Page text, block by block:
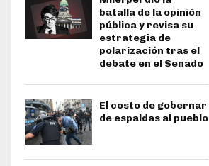
batalla de la opinión
pública y revisa su
estrategia de
polarización tras el
debate en el Senado
El costo de gobernar
de espaldas al pueblo